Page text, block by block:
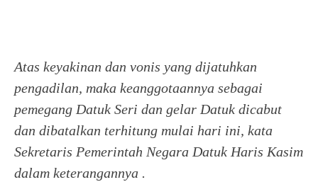
Atas keyakinan dan vonis yang dijatuhkan
pengadilan, maka keanggotaannya sebagai
pemegang Datuk Seri dan gelar Datuk dicabut
dan dibatalkan terhitung mulai hari ini, kata
Sekretaris Pemerintah Negara Datuk Haris Kasim
dalam keterangannya .